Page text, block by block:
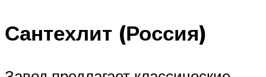
Сантехлит (Россия)